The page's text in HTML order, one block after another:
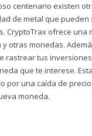
centenario existen
de metal que pueden
CryptoTrax ofrece una
y otras monedas.
rastrear tus
que te interese.
por una caída de
moneda.